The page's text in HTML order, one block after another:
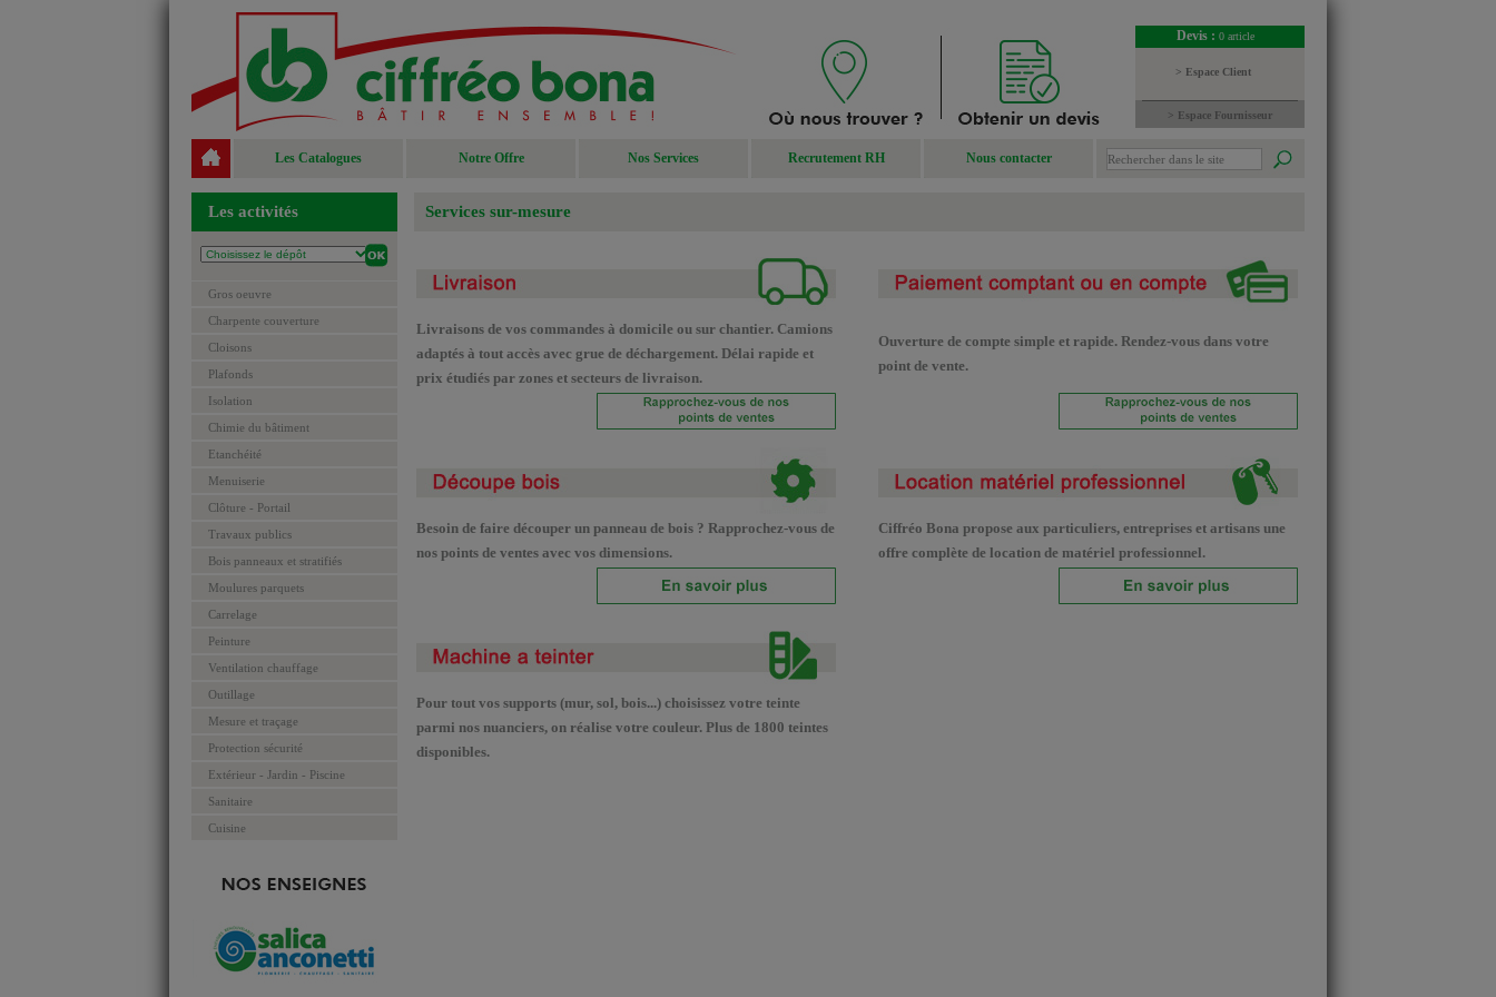
Devis : 0 article
> Espace Client
> Espace Fournisseur
Les Catalogues Notre Offre Nos Services Recrutement RH Nous contacter
Les activités
Gros oeuvre
Charpente couverture
Cloisons
Plafonds
Isolation
Chimie du bâtiment
Etanchéité
Menuiserie
Clôture - Portail
Travaux publics
Bois panneaux et stratifiés
Moulures parquets
Carrelage
Peinture
Ventilation chauffage
Outillage
Mesure et traçage
Protection sécurité
Extérieur - Jardin - Piscine
Sanitaire
Cuisine
Services sur-mesure
Livraisons de vos commandes à domicile ou sur chantier. Camions
adaptés à tout accès avec grue de déchargement. Délai rapide et
prix étudiés par zones et secteurs de livraison.
Ouverture de compte simple et rapide. Rendez-vous dans votre
point de vente.
Besoin de faire découper un panneau de bois ? Rapprochez-vous de
nos points de ventes avec vos dimensions.
Ciffréo Bona propose aux particuliers, entreprises et artisans une
offre complète de location de matériel professionnel.
Pour tout vos supports (mur, sol, bois...) choisissez votre teinte
parmi nos nuanciers, on réalise votre couleur. Plus de 1800 teintes
disponibles.